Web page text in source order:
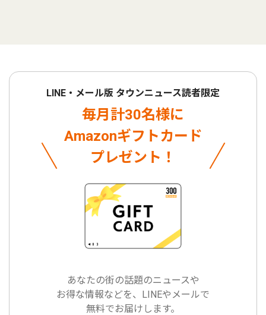
LINE・メール版 タウンニュース読者限定
毎月計30名様に
Amazonギフトカード
プレゼント！
あなたの街の話題のニュースや
お得な情報などを、LINEやメールで
無料でお届けします。